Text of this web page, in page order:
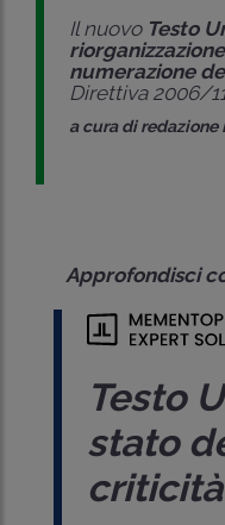
Il nuovo Testo
numerazione
Direttiva 2006/
a cura diredazione
Approfondisci
Testo
stato
criticità